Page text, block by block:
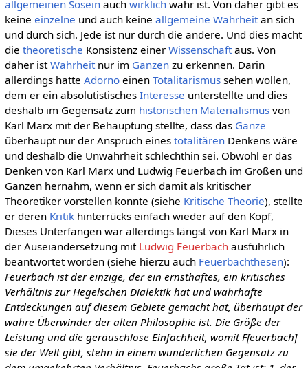
allgemeinen Soseinauch wirklichwahr ist. Von daher gibt es
keine einzelne und auch keine allgemeine Wahrheitan sich
und durch sich. Jede ist nur durch die andere. Und dies macht
die theoretische Konsistenz einer Wissenschaftaus. Von
daher istWahrheitnur im Ganzenzu erkennen. Darin
allerdings hatte Adornoeinen Totalitarismussehen wollen,
dem er ein absolutistisches Interesse unterstellte und dies
deshalb im Gegensatz zum historischen Materialismusvon
Karl Marx mit der Behauptung stellte, dass das Ganze
überhaupt nur der Anspruch eines totalitärenDenkens wäre
und deshalb die Unwahrheit schlechthin sei. Obwohl er das
Denken von Karl Marx und Ludwig Feuerbach im Großen und
Ganzen hernahm, wenn er sich damit als kritischer
Theoretiker vorstellen konnte (siehe Kritische Theorie), stellte
er deren Kritikhinterrücks einfach wieder auf den Kopf,
Dieses Unterfangen war allerdings längst von Karl Marx in
der Auseiandersetzung mit Ludwig Feuerbachausführlich
beantwortet worden (siehe hierzu auch Feuerbachthesen):
Feuerbach ist der einzige, der ein ernsthaftes, ein kritisches
Verhältnis zur Hegelschen Dialektik hat und wahrhafte
Entdeckungen auf diesem Gebiete gemacht hat, überhaupt der
wahre Überwinder der alten Philosophie ist. Die Größe der
Leistung und die geräuschlose Einfachheit, womit F[euerbach]
sie der Welt gibt, stehn in einem wunderlichen Gegensatz zu